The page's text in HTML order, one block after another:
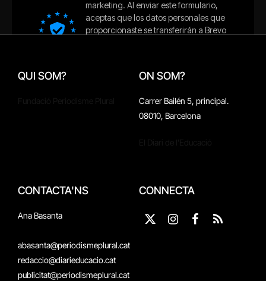
QUI SOM? ON SOM?
Carrer Bailén 5, principal.
08010, Barcelona
CONTACTA'NS
Ana Basanta
abasanta@periodismeplural.cat
redaccio@diarieducacio.cat
publicitat@periodismeplural.cat
CONNECTA
X
InstagramFacebook
RSS